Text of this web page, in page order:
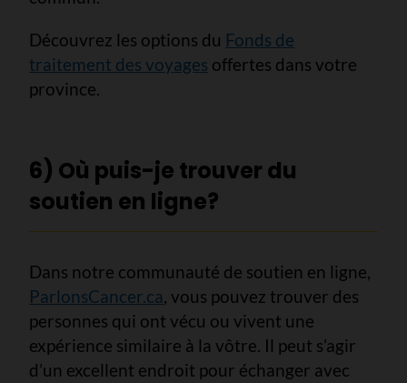
Découvrez les options du Fonds de
traitement des voyages offertes dans votre
province.
6) Où puis-je trouver du
soutien en ligne?
Dans notre communauté de soutien en ligne,
ParlonsCancer.ca, vous pouvez trouver des
personnes qui ont vécu ou vivent une
expérience similaire à la vôtre. Il peut s’agir
d’un excellent endroit pour échanger avec